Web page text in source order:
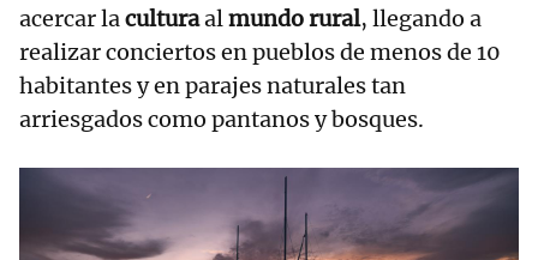
acercar laculturaalmundo rural, llegando a
realizar conciertos en pueblos de menos de 10
habitantes y en parajes naturales tan
arriesgados como pantanos y bosques.